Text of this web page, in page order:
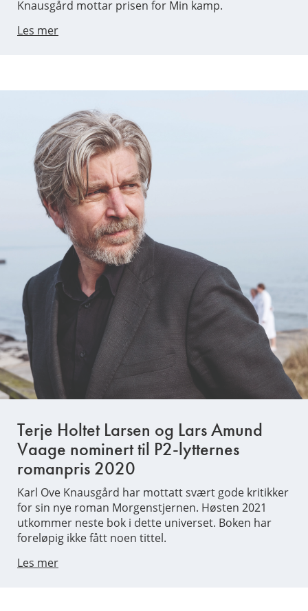
Knausgård mottar prisen for Min kamp.
Les mer
Terje Holtet Larsen og Lars Amund
Vaage nominert til P2-lytternes
romanpris 2020
Karl Ove Knausgård har mottatt svært gode kritikker
for sin nye roman Morgenstjernen. Høsten 2021
utkommer neste bok i dette universet. Boken har
foreløpig ikke fått noen tittel.
Les mer